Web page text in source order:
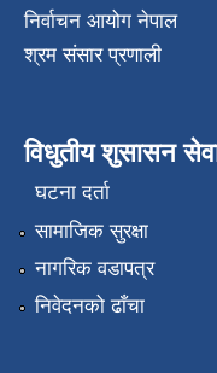
निर्वाचन आयोग नेपाल
श्रम संसार प्रणाली
विधुतीय शुसासन
घटना दर्ता
सामाजिक सुरक्षा
नागरिक वडापत्र
निवेदनको ढाँचा